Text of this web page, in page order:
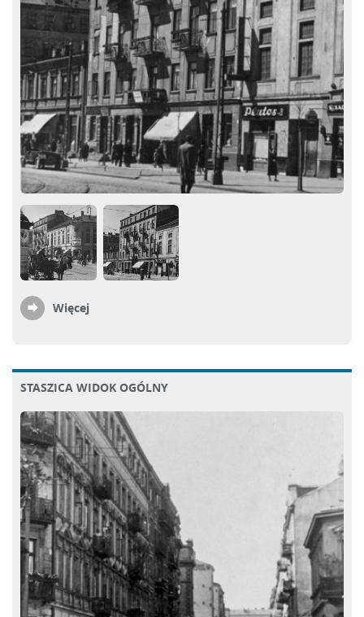
Więcej
STASZICA WIDOK OGÓLNY